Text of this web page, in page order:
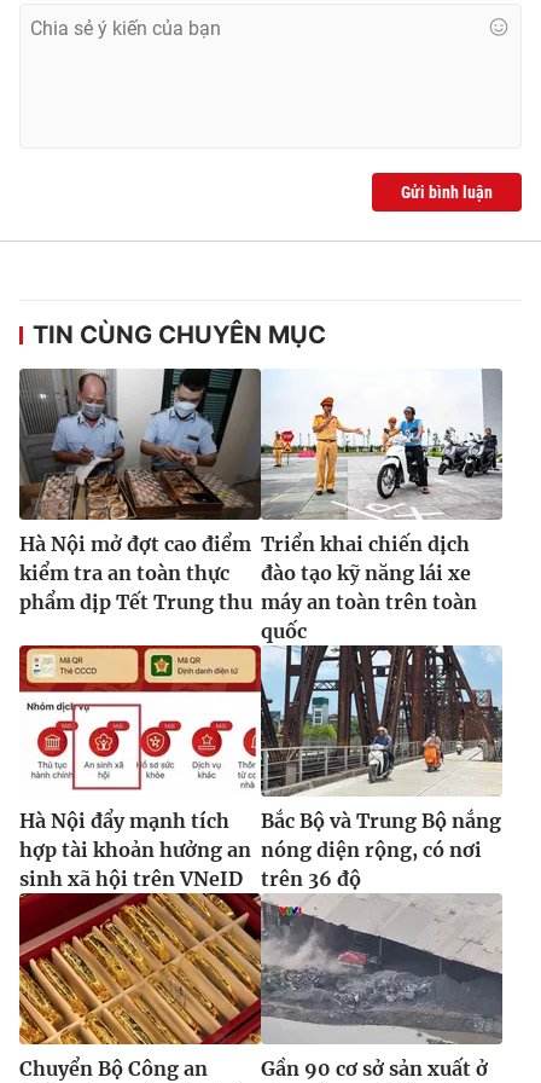
Gửi bình luận
TIN CÙNG CHUYÊN MỤC
Hà Nội mở đợt cao điểm
kiểm tra an toàn thực
phẩm dịp Tết Trung thu
Triển khai chiến dịch
đào tạo kỹ năng lái xe
máy an toàn trên toàn
quốc
Hà Nội đẩy mạnh tích
hợp tài khoản hưởng an
sinh xã hội trên VNeID
Bắc Bộ và Trung Bộ nắng
nóng diện rộng, có nơi
trên 36 độ
Chuyển Bộ Công an
Gần 90 cơ sở sản xuất ở